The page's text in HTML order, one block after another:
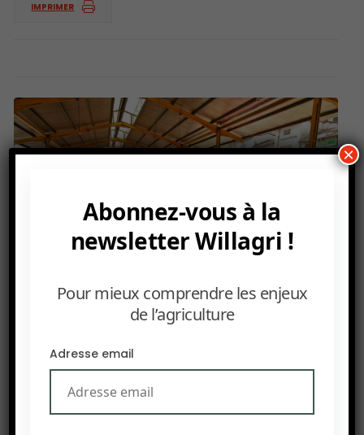
IMPRIMER
GRAIN : Les coûts sanitaires et nutritionnels des
Abonnez-vous à la
newsletter Willagri !
Pour mieux comprendre les enjeux
de l’agriculture
Adresse email
×